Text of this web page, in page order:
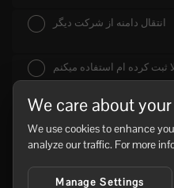
انتقال دامنه از شرکت دیگر
ثبت کرده ام استفاده میکنم
We care about
We use cookies to enhance
analyze our traffic. For more
Manage Settings